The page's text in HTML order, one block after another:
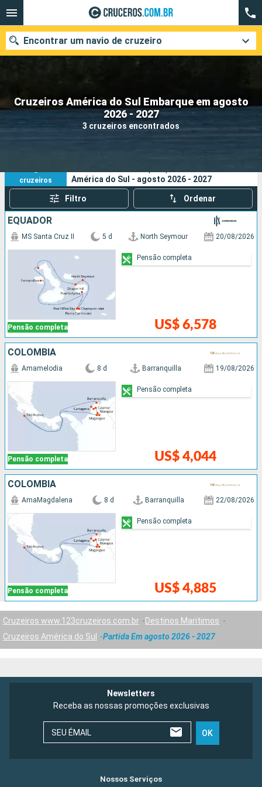
Cruzeiros América do Sul Embarque em agosto
2026 - 2027
3 cruzeiros encontrados
Encontrar um navio de cruzeiro
Quando ir?
Data de partida
Pesquisar
3
cruzeiros
América do Sul - agosto 2026 - 2027
Filtro Ordenar
EQUADOR
Pensão completa
MS Santa Cruz II 5 d North Seymour 20/08/2026
US$ 6,578
Pensão completa
COLOMBIA
Pensão completa
Amamelodia 8 d Barranquilla 19/08/2026
US$ 4,044
Pensão completa
COLOMBIA
Pensão completa
AmaMagdalena 8 d Barranquilla 22/08/2026
US$ 4,885
Pensão completa
Cruzeiros www.123cruzeiros.com.br
Destinos Maritimos
Cruzeiros América do Sul
Partida Em agosto 2026 - 2027
Newsletters
Receba as nossas promoções exclusivas
SEU ÉMAIL OK
Nossos Serviços